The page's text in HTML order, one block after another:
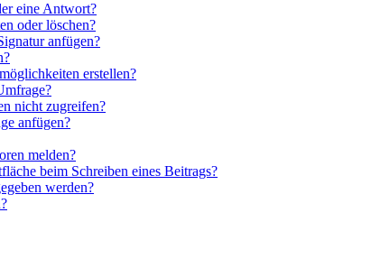
eine Antwort?
oder löschen?
anfügen?
erstellen?
nicht zugreifen?
anfügen?
melden?
beim Schreiben eines Beitrags?
werden?